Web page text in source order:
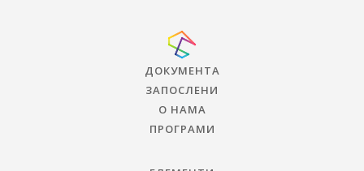
ДОКУМЕНТА
ЗАПОСЛЕНИ
О НАМА
ПРОГРАМИ